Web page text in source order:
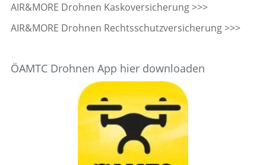
AIR&MORE Drohnen Kaskoversicherung >>>
AIR&MORE Drohnen Rechtsschutzversicherung >>>
ÖAMTC Drohnen App hier downloaden